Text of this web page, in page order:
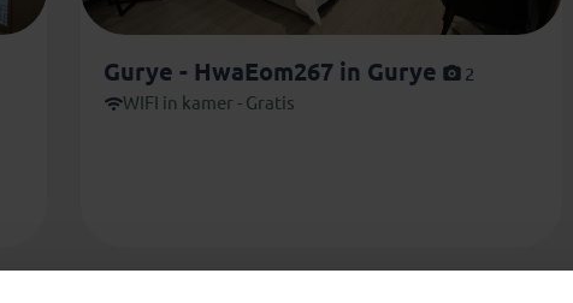
Gurye - HwaEom267 in Gurye
2
WIFI in kamer - Gratis